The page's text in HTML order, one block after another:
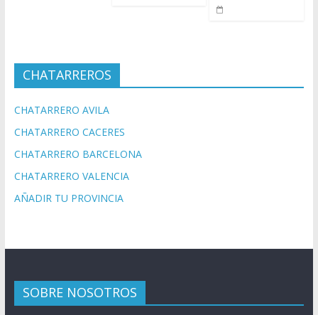
CHATARREROS
CHATARRERO AVILA
CHATARRERO CACERES
CHATARRERO BARCELONA
CHATARRERO VALENCIA
AÑADIR TU PROVINCIA
SOBRE NOSOTROS